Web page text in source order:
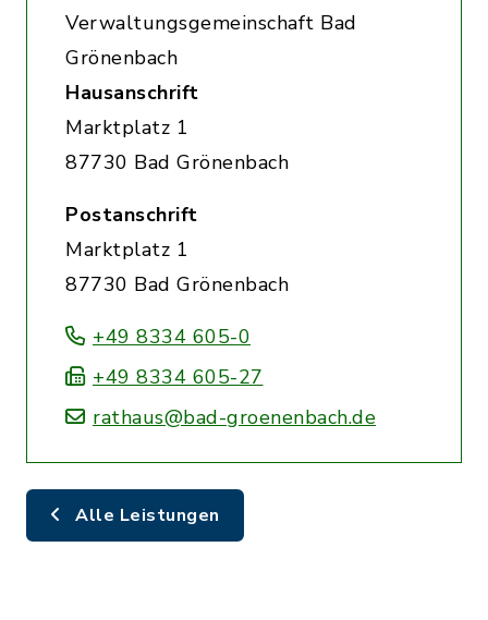
Verwaltungsgemeinschaft Bad
Grönenbach
Hausanschrift
Marktplatz 1
87730 Bad Grönenbach
Postanschrift
Marktplatz 1
87730 Bad Grönenbach
+49 8334 605-0
+49 8334 605-27
rathaus@bad-groenenbach.de
Alle Leistungen